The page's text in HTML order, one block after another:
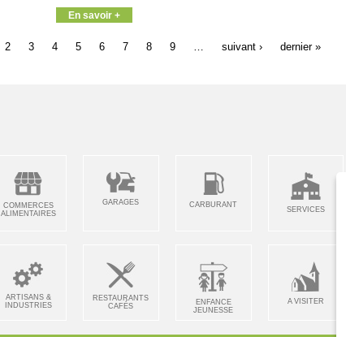
En savoir +
2 3 4 5 6 7 8 9 suivant › dernier »
COMMERCES
ALIMENTAIRES
GARAGES CARBURANT
SERVICES
ARTISANS &
INDUSTRIES
RESTAURANTS
CAFÉS
ENFANCE
JEUNESSE
A VISITER